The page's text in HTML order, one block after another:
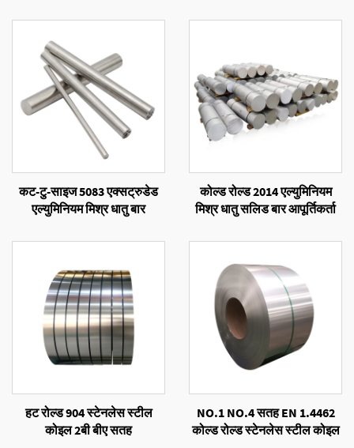
कट-टु-साइज 5083 एक्सट्रुडेड
एल्युमिनियम मिश्र धातु बार
कोल्ड रोल्ड 2014 एल्युमिनियम
मिश्र धातु सलिड बार आपूर्तिकर्ता
हट रोल्ड 904 स्टेनलेस स्टील
कोइल 2बी बीए सतह
NO.1 NO.4 सतह EN 1.4462
कोल्ड रोल्ड स्टेनलेस स्टील कोइल